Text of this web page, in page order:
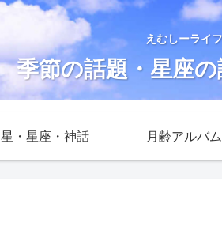
えむしーライフ
季節の話題・星座
星・星座・神話 月齢アルバム